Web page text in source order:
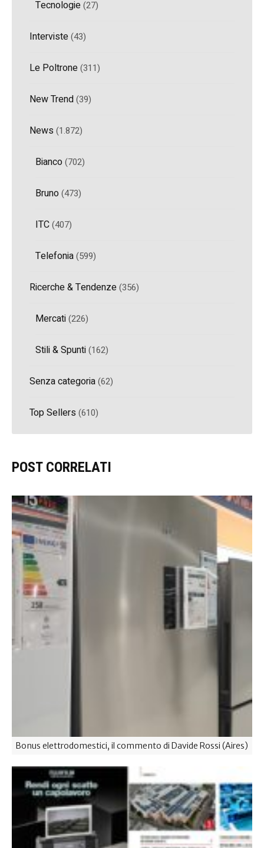
Tecnologie(27)
Interviste(43)
Le Poltrone(311)
New Trend(39)
News (1.872)
Bianco(702)
Bruno(473)
ITC(407)
Telefonia(599)
Ricerche & Tendenze(356)
Mercati(226)
Stili & Spunti(162)
Senza categoria(62)
Top Sellers (610)
POST CORRELATI
Bonus elettrodomestici, il commento di Davide Rossi (Aires)